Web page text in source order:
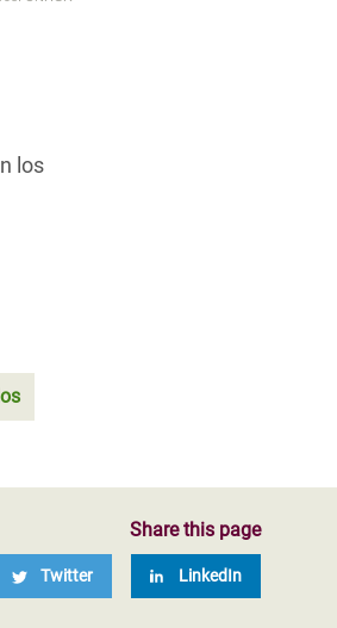
los
Share this page
Twitter LinkedIn